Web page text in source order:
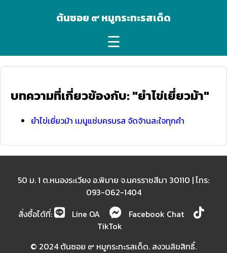
ต้นซอย ๙ หมูกระทะรสเด็ด
☰
บทความที่เกี่ยวข้องกับ: "ยำไข่เยี่ยวม้า"
ยำไข่เยี่ยวม้า เมนูแซ่บครบรส จัดจ้านสะใจทุกคำ
50 ม. 1 ต.หนองระเวียง อ.พิมาย จ.นครราชสีมา 30110 | โทร:
093-062-1404
สั่งซื้อได้ที่:
Line OA
Facebook Chat
TikTok
© 2024 ต้นซอย ๙ หมูกระทะรสเด็ด. สงวนลิขสิทธิ์.